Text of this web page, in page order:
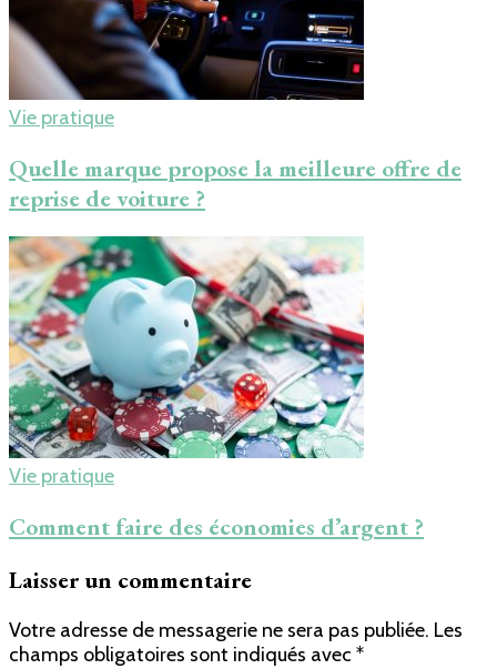
Vie pratique
Quelle marque propose la meilleure offre de
reprise de voiture ?
Vie pratique
Comment faire des économies d’argent ?
Laisser un commentaire
Votre adresse de messagerie ne sera pas publiée. Les
champs obligatoires sont indiqués avec *